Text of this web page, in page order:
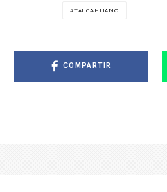
TALCAHUANO
COMPARTIR